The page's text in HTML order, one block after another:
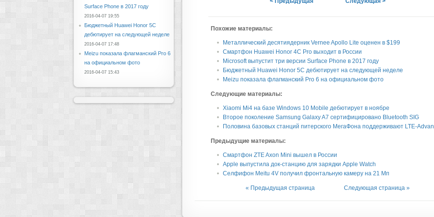
Похожие материалы:
Металлический десятиядерник Vernee Apollo Lite оценен в $199
Смартфон Huawei Honor 4C Pro выходит в России
Microsoft выпустит три версии Surface Phone в 2017 году
Бюджетный Huawei Honor 5C дебютирует на следующей неделе
Meizu показала флагманский Pro 6 на официальном фото
Следующие материалы:
Xiaomi Mi4 на базе Windows 10 Mobile дебютирует в ноябре
Второе поколение Samsung Galaxy A7 сертифицировано Bluetooth SIG
Половина базовых станций питерского МегаФона поддерживают LTE-
Предыдущие материалы:
Смартфон ZTE Axon Mini вышел в России
Apple выпустила док-станцию для зарядки Apple Watch
Селфифон Meitu 4V получил фронтальную камеру на 21 Мп
« Предыдущая страница Следующая страница »
Surface Phone в 2017 году
2016-04-07 19:55
Бюджетный Huawei Honor 5C
дебютирует на следующей неделе
2016-04-07 17:48
Meizu показала флагманский Pro 6
на официальном фото
2016-04-07 15:43